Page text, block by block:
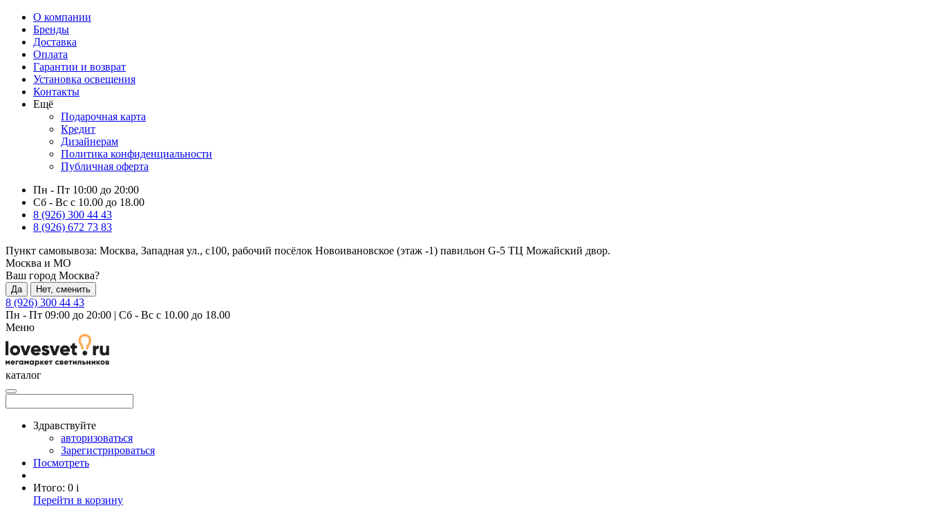
О компании
Бренды
Доставка
Оплата
Гарантии и возврат
Установка освещения
Контакты
Ещё
Подарочная карта
Кредит
Дизайнерам
Политика конфиденциальности
Публичная оферта
Пн - Пт 10:00 до 20:00
Сб - Вс с 10.00 до 18.00
8 (926) 300 44 43
8 (926) 672 73 83
Пункт самовывоза: Москва, Западная ул., с100, рабочий посёлок Новоивановское (этаж -1) павильон G-5 ТЦ Можайский двор.
Москва и МО
Ваш город Москва?
Да Нет, сменить
8 (926) 300 44 43
Пн - Пт 09:00 до 20:00 | Сб - Вс с 10.00 до 18.00
Меню
каталог
Здравствуйте
авторизоваться
Зарегистрироваться
Посмотреть
Итого: 0 i
Перейти в корзину